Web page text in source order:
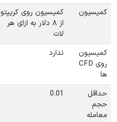
کمیسیون
کمیسیون روی کریپتو
از ۸ دلار به ازای هر
لات
کمیسیون
روی CFD
ها
ندارد
حداقل
حجم
معامله
0.01